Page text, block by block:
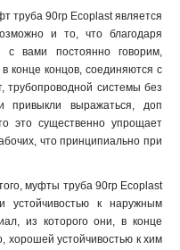
труба 90гр Ecoplast является
и то, что благодаря
с вами постоянно говорим,
конце концов, соединяются с
трубопроводной системы без
привыкли выражаться, доп
это существенно упрощает
что принципиально при
муфты труба 90гр Ecoplast
устойчивостью к наружным
из которого они, в конце
хорошей устойчивостью к хим